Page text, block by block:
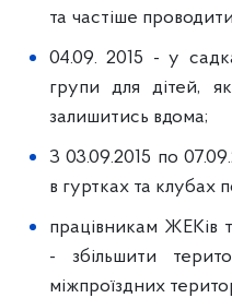
та частіше
04.09. 2015 - у
групи для дітей,
залишитись вдома;
З 03.09.2015 по
в гуртках та клубах
працівникам ЖЕКів
- збільшити
міжпроїздних